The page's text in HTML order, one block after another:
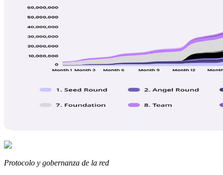
Protocolo y gobernanza de la red